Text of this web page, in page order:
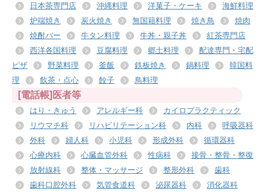
日本茶専門店
沖縄料理 洋菓子・ケーキ
海鮮料理
炉端焼き
炭火焼き 無国籍料理 焼き鳥
焼肉
焼酎バー
牛タン料理 牛丼・親子丼
紅茶専門店
西洋各国料理
豆腐料理 郷土料理
配達専門・宅配
ピザ
野菜料理 釜飯 鉄板焼き 鍋料理
韓国料
理
飲茶・点心 餃子 鳥料理
[電話帳]医者等
はり・きゅう アレルギー科
カイロプラクティック
リウマチ科
リハビリテーション科 内科
呼吸器科
外科
婦人科 小児科 形成外科
循環器科
心療内科
心臓血管外科 性病科
接骨・整骨・整復
放射線科
整体・マッサージ 整形外科
歯科
歯科口腔外科
気管食道科 泌尿器科
消化器科